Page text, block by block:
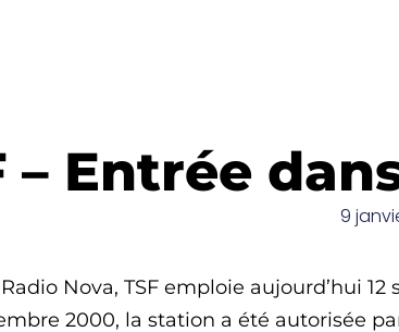
– Entrée
9
Nova, TSF emploie aujourd’hui 12
2000, la station a été autorisée